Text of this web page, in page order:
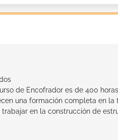
de Encofrador es de 400
una formación completa en la
en la construcción de